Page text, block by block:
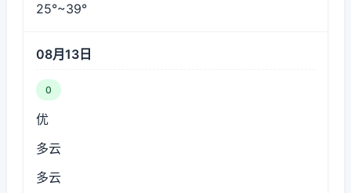
25°~39°
08月13日
0
优
多云
多云